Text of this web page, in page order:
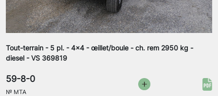
Tout-terrain - 5 pl. - 4x4 - œillet/boule - ch. rem 2950 kg -
diesel - VS 369819
59-8-0
№ MTA